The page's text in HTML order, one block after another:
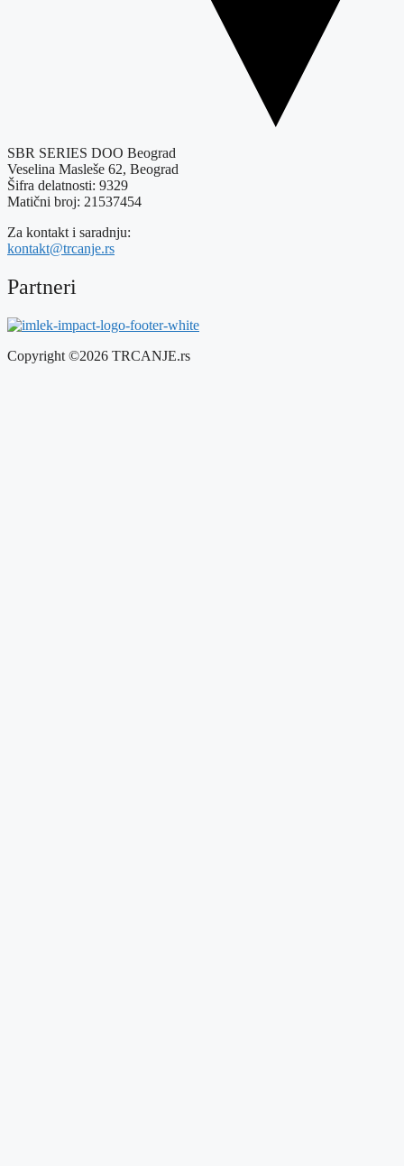
SBR SERIES DOO Beograd
Veselina Masleše 62, Beograd
Šifra delatnosti: 9329
Matični broj: 21537454
Za kontakt i saradnju:
kontakt@trcanje.rs
Partneri
Copyright ©2026 TRCANJE.rs